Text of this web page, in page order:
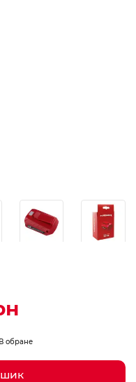
В обране